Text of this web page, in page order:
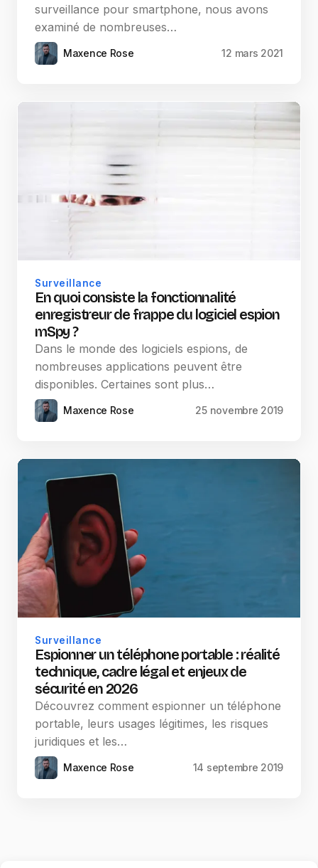
surveillance pour smartphone, nous avons
examiné de nombreuses…
Maxence Rose 12 mars 2021
Surveillance
En quoi consiste la fonctionnalité
enregistreur de frappe du logiciel espion
mSpy ?
Dans le monde des logiciels espions, de
nombreuses applications peuvent être
disponibles. Certaines sont plus…
Maxence Rose 25 novembre 2019
Surveillance
Espionner un téléphone portable : réalité
technique, cadre légal et enjeux de
sécurité en 2026
Découvrez comment espionner un téléphone
portable, leurs usages légitimes, les risques
juridiques et les…
Maxence Rose 14 septembre 2019